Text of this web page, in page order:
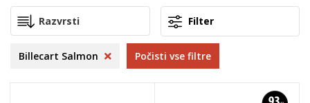
Filter
Billecart Salmon Počisti vse filtre